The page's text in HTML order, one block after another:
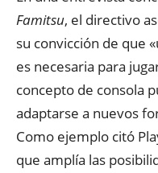
Famitsu, el directivo
su convicción de que
es necesaria para
concepto de consola
adaptarse a nuevos
Como ejemplo citó
que amplía las